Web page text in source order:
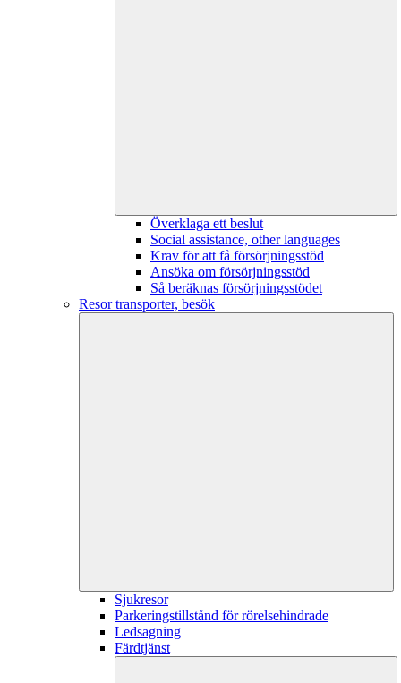
Överklaga ett beslut
Social assistance, other languages
Krav för att få försörjningsstöd
Ansöka om försörjningsstöd
Så beräknas försörjningsstödet
Resor transporter, besök
Sjukresor
Parkeringstillstånd för rörelsehindrade
Ledsagning
Färdtjänst